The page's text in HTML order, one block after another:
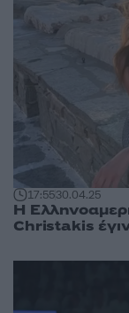
17:5530.04.25
Η
Christakis